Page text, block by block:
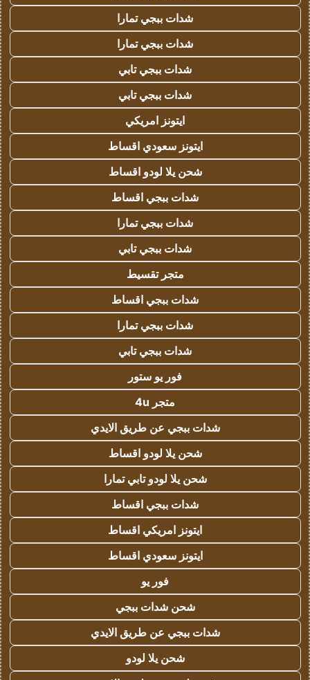
شدات ببجي تمارا
شدات ببجي تمارا
شدات ببجي تابي
شدات ببجي تابي
ايتونز امريكي
ايتونز سعودي اقساط
شحن يلا لودو اقساط
شدات ببجي اقساط
شدات ببجي تمارا
شدات ببجي تابي
متجر تقسيط
شدات ببجي اقساط
شدات ببجي تمارا
شدات ببجي تابي
فور يو ستور
متجر 4u
شدات ببجي عن طريق الايدي
شحن يلا لودو اقساط
شحن يلا لودو تابي تمارا
شدات ببجي اقساط
ايتونز امريكي اقساط
ايتونز سعودي اقساط
فور يو
شحن شدات ببجي
شدات ببجي عن طريق الايدي
شحن يلا لودو